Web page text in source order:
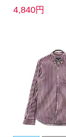
4,840円